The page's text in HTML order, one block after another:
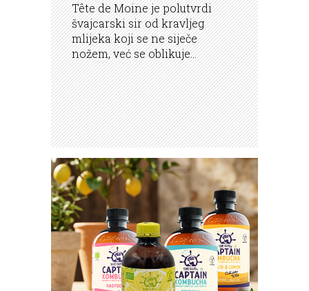
Tête de Moine je polutvrdi
švajcarski sir od kravljeg
mlijeka koji se ne siječe
nožem, već se oblikuje...